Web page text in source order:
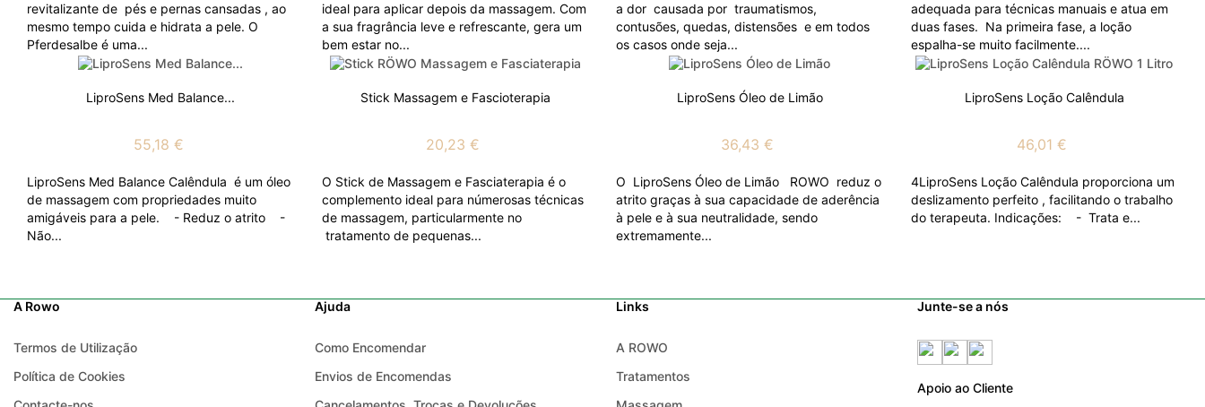
revitalizante de pés e pernas cansadas , ao
mesmo tempo cuida e hidrata a pele. O
Pferdesalbe é uma...
ideal para aplicar depois da massagem. Com
a sua fragrância leve e refrescante, gera um
bem estar no...
a dor causada por traumatismos,
contusões, quedas, distensões e em todos
os casos onde seja...
adequada para técnicas manuais e atua em
duas fases. Na primeira fase, a loção
espalha-se muito facilmente....
LiproSens Med Balance...
55,18 €
LiproSens Med Balance Calêndula é um óleo
de massagem com propriedades muito
amigáveis para a pele. - Reduz o atrito -
Não...
Stick Massagem e Fascioterapia
20,23 €
O Stick de Massagem e Fasciaterapia é o
complemento ideal para númerosas técnicas
de massagem, particularmente no
tratamento de pequenas...
LiproSens Óleo de Limão
36,43 €
O LiproSens Óleo de Limão ROWO reduz o
atrito graças à sua capacidade de aderência
à pele e à sua neutralidade, sendo
extremamente...
LiproSens Loção Calêndula
46,01 €
4LiproSens Loção Calêndula proporciona um
deslizamento perfeito , facilitando o trabalho
do terapeuta. Indicações: - Trata e...
A Rowo
Termos de Utilização
Política de Cookies
Ajuda
Como Encomendar
Envios de Encomendas
Links
A ROWO
Tratamentos
Junte-se a nós
Apoio ao Cliente